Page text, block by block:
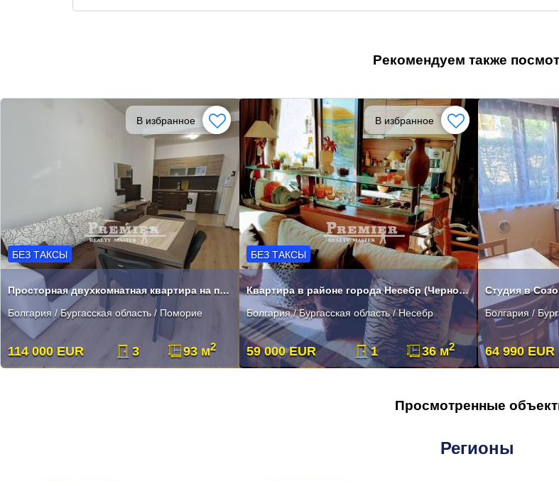
Рекомендуем также
В избранное
БЕЗ ТАКСЫ
Просторная двухкомнатная квартира на продажу в Старом городе Поморие
Болгария / Бургасская область / Поморие
114 000 EUR 3 93 м2
В избранное
БЕЗ ТАКСЫ
Квартира в районе города Несебр (Черное Море 1)!
Болгария / Бургасская область / Несебр
59 000 EUR 1 36 м2
Студия в
Болгария /
64 990 EUR
Просмотренные
Регионы